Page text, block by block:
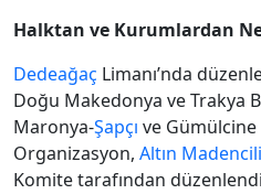
Halktan ve Kurumlardan
Dedeağaç Limanı’nda
Doğu Makedonya ve Trakya
Maronya-Şapçı ve Gümülcine
Organizasyon, Altın
Komite tarafından